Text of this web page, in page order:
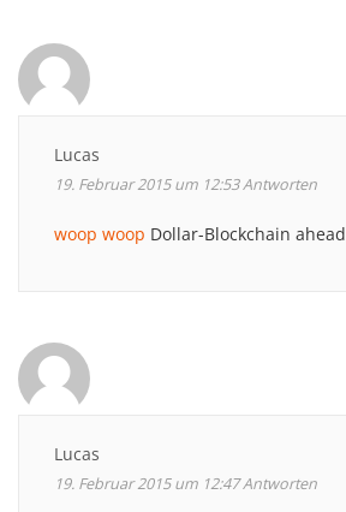
Lucas
19. Februar 2015 um 12:53Antworten
woop woop Dollar-Blockchain ahead
Lucas
19. Februar 2015 um 12:47Antworten